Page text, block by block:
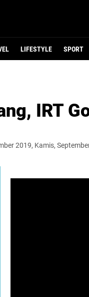
LIFESTYLE SPORT
IRT
2019, Kamis,